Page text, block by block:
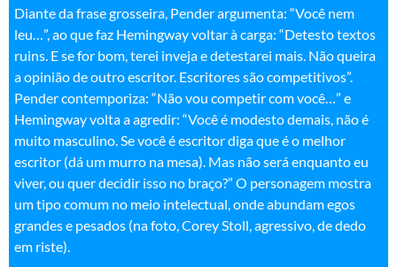
Diante da frase grosseira, Pender argumenta: “Você nem
leu…”, ao que faz Hemingway voltar à carga: “Detesto textos
ruins. E se for bom, terei inveja e detestarei mais. Não queira
a opinião de outro escritor. Escritores são competitivos”.
Pender contemporiza: “Não vou competir com você…” e
Hemingway volta a agredir: “Você é modesto demais, não é
muito masculino. Se você é escritor diga que é o melhor
escritor (dá um murro na mesa). Mas não será enquanto eu
viver, ou quer decidir isso no braço?” O personagem mostra
um tipo comum no meio intelectual, onde abundam egos
grandes e pesados (na foto, Corey Stoll, agressivo, de dedo
em riste).